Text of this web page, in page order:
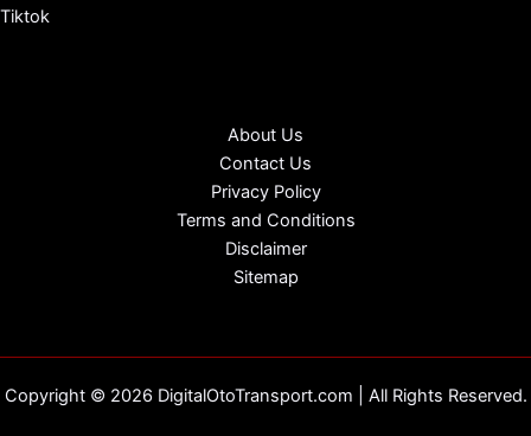
Tiktok
About Us
Contact Us
Privacy Policy
Terms and Conditions
Disclaimer
Sitemap
Copyright © 2026 DigitalOtoTransport.com | All Rights Reserved.